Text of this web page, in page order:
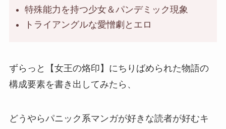
特殊能力を持つ少女＆パンデミック現象
トライアングルな愛憎劇とエロ
ずらっと【女王の烙印】にちりばめられた物語の
構成要素を書き出してみたら、
どうやらパニック系マンガが好きな読者が好むキ